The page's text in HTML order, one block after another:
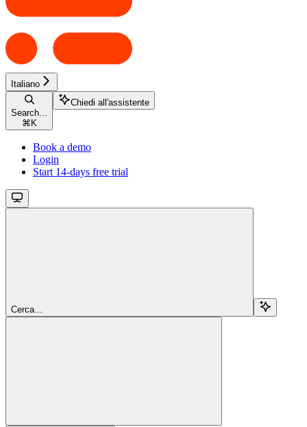
Italiano
Search...
⌘ K
Chiedi all'assistente
Book a demo
Login
Start 14-days free trial
Cerca...